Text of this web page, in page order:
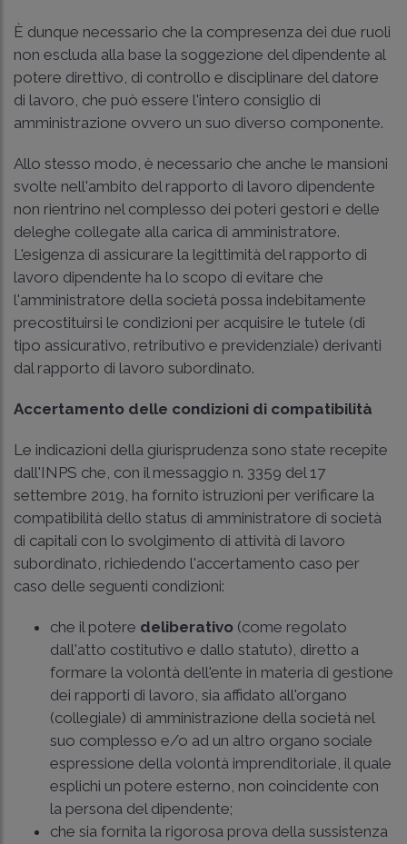
È dunque necessario che la compresenza dei due ruoli
non escluda alla base la soggezione del dipendente al
potere direttivo, di controllo e disciplinare del datore
di lavoro, che può essere l'intero consiglio di
amministrazione ovvero un suo diverso componente.
Allo stesso modo, è necessario che anche le mansioni
svolte nell'ambito del rapporto di lavoro dipendente
non rientrino nel complesso dei poteri gestori e delle
deleghe collegate alla carica di amministratore.
L'esigenza di assicurare la legittimità del rapporto di
lavoro dipendente ha lo scopo di evitare che
l'amministratore della società possa indebitamente
precostituirsi le condizioni per acquisire le tutele (di
tipo assicurativo, retributivo e previdenziale) derivanti
dal rapporto di lavoro subordinato.
Accertamento delle condizioni di compatibilità
Le indicazioni della giurisprudenza sono state recepite
dall'INPS che, con il messaggio n. 3359 del 17
settembre 2019, ha fornito istruzioni per verificare la
compatibilità dello status di amministratore di società
di capitali con lo svolgimento di attività di lavoro
subordinato, richiedendo l'accertamento caso per
caso delle seguenti condizioni:
che il potere deliberativo (come regolato
dall'atto costitutivo e dallo statuto), diretto a
formare la volontà dell'ente in materia di gestione
dei rapporti di lavoro, sia affidato all'organo
(collegiale) di amministrazione della società nel
suo complesso e/o ad un altro organo sociale
espressione della volontà imprenditoriale, il quale
esplichi un potere esterno, non coincidente con
la persona del dipendente;
che sia fornita la rigorosa prova della sussistenza